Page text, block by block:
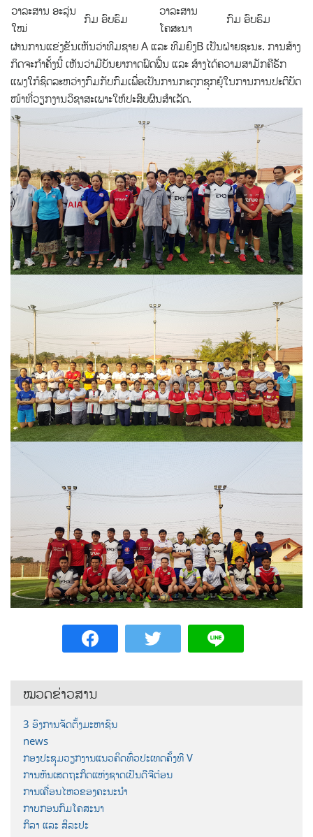
ວາລະສານ ອະລຸ່ນ
ໃໝ່
ກົມ ອົບຮົມ
ວາລະສານ
ໂຄສະນາ
ກົມ ອົບຮົມ
ຜ່ານການແຂ່ງຂັນເຫັນວ່າທີມຊາຍ A ແລະ ທີມຍິງB ເປັນຝ່າຍຊະນະ. ການສ້າງ
ກິດຈະກຳຄັ້ງນີ້ ເຫັນວ່າມີບັນຍາກາດຟົດຟື້ນ ແລະ ສ້າງໄດ້ຄວາມສາມັກຄີຮັກ
ແພງໃກ້ຊິດລະຫວ່າງກົມກັບກົມເພື່ອເປັນການກະຕຸກຊຸກຍູ້ໃນການການປະຕິບັດ
ໜ້າທີ່ວຽກງານວິຊາສະເພາະໃຫ້ປະສົບຜົນສຳເລັດ.
ໝວດຂ່າວສານ
3 ອົງການຈັດຕັ້ງມະຫາຊົນ
news
ກອງປະຊຸມວຽກງານແນວຄິດທົ່ວປະເທດຄັ້ງທີ V
ການຫັນເສດຖະກິດແຫ່ງຊາດເປັນດີຈີຕ໋ອນ
ການເຄື່ອນໄຫວຂອງຄະນະນຳ
ກາບກອນກົມໂຄສະນາ
ກິລາ ແລະ ສິລະປະ